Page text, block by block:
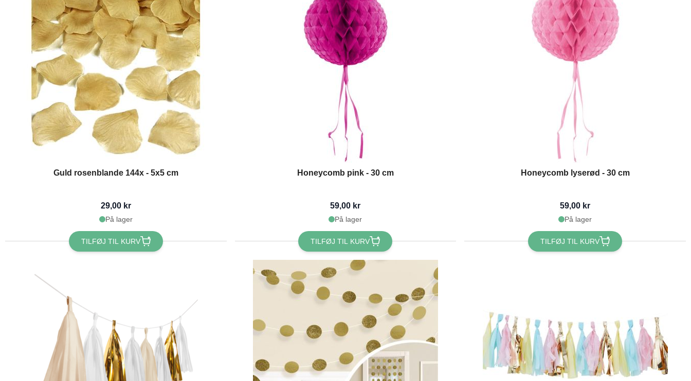
Guld rosenblande 144x - 5x5 cm
29,00 kr
På lager
TILFØJ TIL KURV
Honeycomb pink - 30 cm
59,00 kr
På lager
TILFØJ TIL KURV
Honeycomb lyserød - 30 cm
59,00 kr
På lager
TILFØJ TIL KURV